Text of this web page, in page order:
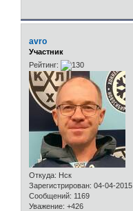
avro
Участник
Рейтинг:
Откуда: Нск
Зарегистрирован: 04-04-2015
Сообщений: 1169
Уважение: +426